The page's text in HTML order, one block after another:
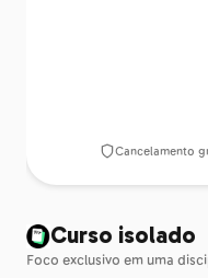
Cancelamento
Curso isolado
Foco exclusivo em uma